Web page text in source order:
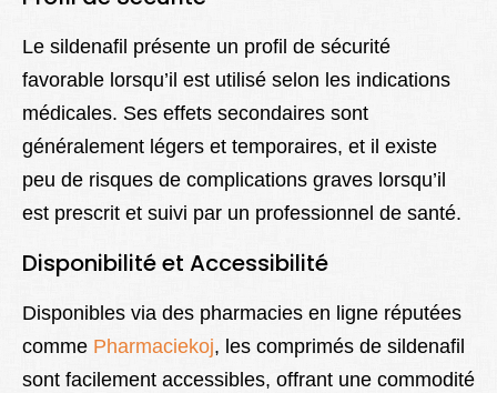
Le sildenafil présente un profil de sécurité
favorable lorsqu’il est utilisé selon les indications
médicales. Ses effets secondaires sont
généralement légers et temporaires, et il existe
peu de risques de complications graves lorsqu’il
est prescrit et suivi par un professionnel de santé.
Disponibilité et Accessibilité
Disponibles via des pharmacies en ligne réputées
comme Pharmaciekoj, les comprimés de sildenafil
sont facilement accessibles, offrant une commodité